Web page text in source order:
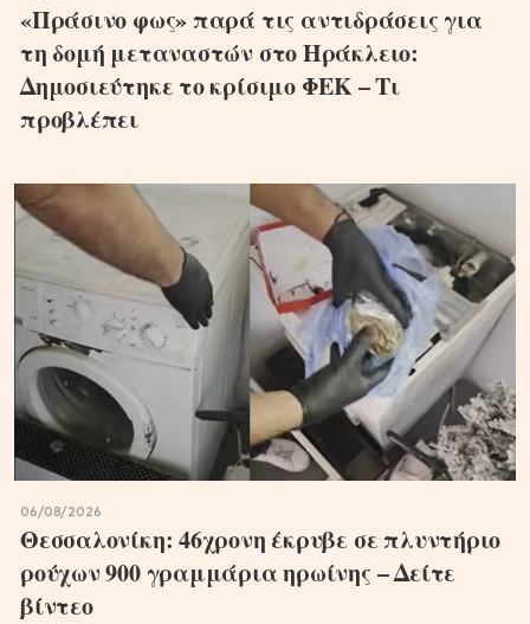
«Πράσινο φως» παρά τις αντιδράσεις για
τη δομή μεταναστών στο Ηράκλειο:
Δημοσιεύτηκε το κρίσιμο ΦΕΚ – Τι
προβλέπει
06/08/2026
Θεσσαλονίκη: 46χρονη έκρυβε σε πλυντήριο
ρούχων 900 γραμμάρια ηρωίνης – Δείτε
βίντεο